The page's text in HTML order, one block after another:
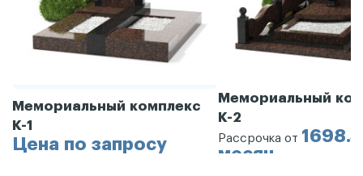
Мемориальный комплекс
К-1
Цена по запросу
Мемориальный
К-2
Рассрочка от
месяц